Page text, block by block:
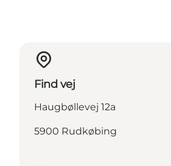
Find vej
Haugbøllevej 12a
5900 Rudkøbing